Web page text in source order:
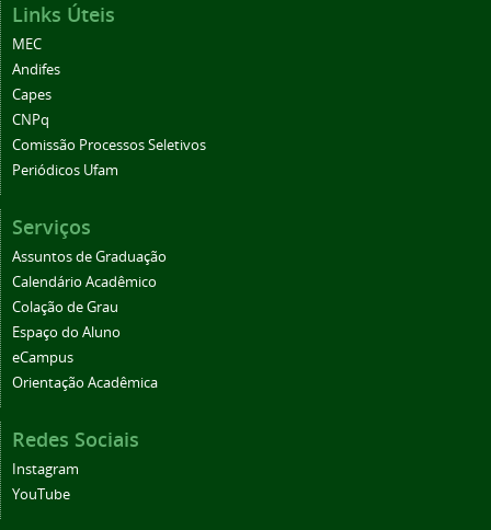
Links Úteis
MEC
Andifes
Capes
CNPq
Comissão Processos Seletivos
Periódicos Ufam
Serviços
Assuntos de Graduação
Calendário Acadêmico
Colação de Grau
Espaço do Aluno
eCampus
Orientação Acadêmica
Redes Sociais
Instagram
YouTube